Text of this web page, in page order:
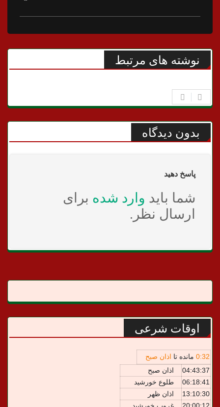
نوشته های مرتبط
بدون دیدگاه
پاسخ دهید
شما باید وارد شده برای
ارسال نظر.
اوقات شرعی
0:32 مانده تا اذان صبح
04:43:37
اذان صبح
06:18:41
طلوع خورشید
13:10:30
اذان ظهر
20:00:12
غروب خورشید